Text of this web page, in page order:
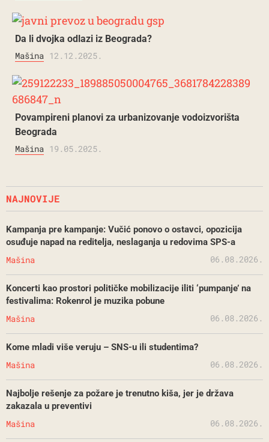
Da li dvojka odlazi iz Beograda?
Mašina 12.12.2025.
Povampireni planovi za urbanizovanje vodoizvorišta
Beograda
Mašina 19.05.2025.
NAJNOVIJE
Kampanja pre kampanje: Vučić ponovo o ostavci, opozicija
osuđuje napad na reditelja, neslaganja u redovima SPS-a
Mašina 06.08.2026.
Koncerti kao prostori političke mobilizacije iliti ‘pumpanje’ na
festivalima: Rokenrol je muzika pobune
Mašina 06.08.2026.
Kome mladi više veruju – SNS-u ili studentima?
Mašina 06.08.2026.
Najbolje rešenje za požare je trenutno kiša, jer je država
zakazala u preventivi
Mašina 06.08.2026.